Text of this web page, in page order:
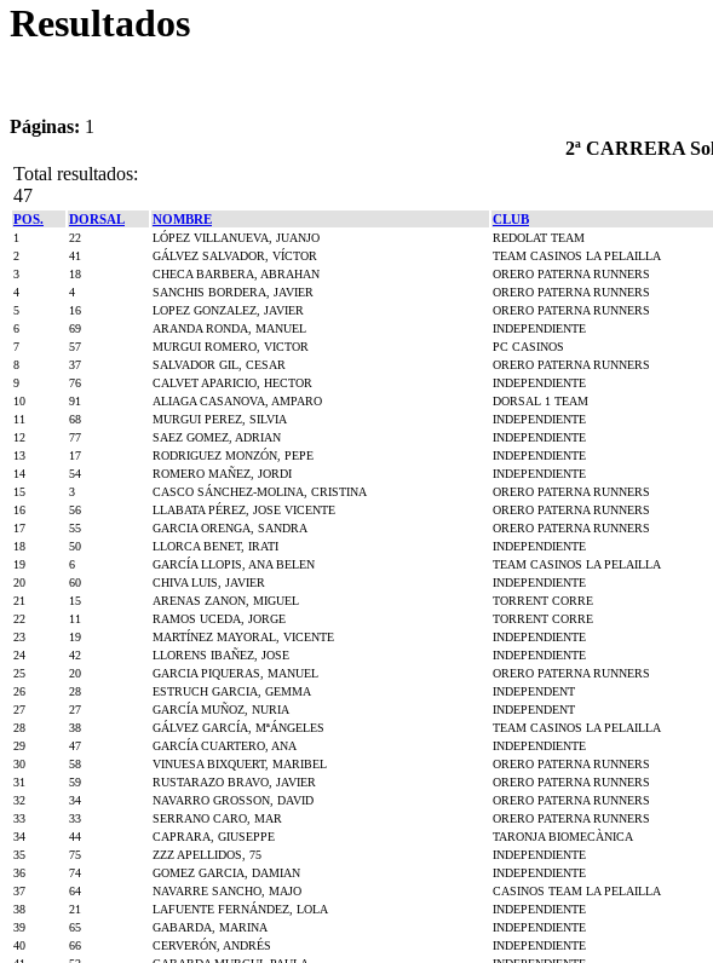
Resultados
Páginas: 1
2ª CARRERA
Total resultados:
47
POS. DORSAL NOMBRE CLUB
1 22 LÓPEZ VILLANUEVA, JUANJO REDOLAT TEAM
2
41 GÁLVEZ SALVADOR, VÍCTOR TEAM CASINOS LA PELAILLA
3
18 CHECA BARBERA, ABRAHAN ORERO PATERNA RUNNERS
4
4 SANCHIS BORDERA, JAVIER ORERO PATERNA RUNNERS
5
16 LOPEZ GONZALEZ, JAVIER ORERO PATERNA RUNNERS
6
69 ARANDA RONDA, MANUEL INDEPENDIENTE
7
57 MURGUI ROMERO, VICTOR PC CASINOS
8
37 SALVADOR GIL, CESAR ORERO PATERNA RUNNERS
9
76 CALVET APARICIO, HECTOR INDEPENDIENTE
10
91 ALIAGA CASANOVA, AMPARO DORSAL 1 TEAM
11
68 MURGUI PEREZ, SILVIA INDEPENDIENTE
12
77 SAEZ GOMEZ, ADRIAN INDEPENDIENTE
13
17 RODRIGUEZ MONZÓN, PEPE INDEPENDIENTE
14
54 ROMERO MAÑEZ, JORDI INDEPENDIENTE
15
3 CASCO SÁNCHEZ-MOLINA, CRISTINA ORERO PATERNA RUNNERS
16
56 LLABATA PÉREZ, JOSE VICENTE ORERO PATERNA RUNNERS
17
55 GARCIA ORENGA, SANDRA ORERO PATERNA RUNNERS
18
50 LLORCA BENET, IRATI INDEPENDIENTE
19
6 GARCÍA LLOPIS, ANA BELEN TEAM CASINOS LA PELAILLA
20
60 CHIVA LUIS, JAVIER INDEPENDIENTE
21
15 ARENAS ZANON, MIGUEL TORRENT CORRE
22
11 RAMOS UCEDA, JORGE TORRENT CORRE
23
19 MARTÍNEZ MAYORAL, VICENTE INDEPENDIENTE
24
42 LLORENS IBAÑEZ, JOSE INDEPENDIENTE
25
20 GARCIA PIQUERAS, MANUEL ORERO PATERNA RUNNERS
26
28 ESTRUCH GARCIA, GEMMA INDEPENDENT
27
27 GARCÍA MUÑOZ, NURIA INDEPENDENT
28
38 GÁLVEZ GARCÍA, MªÁNGELES TEAM CASINOS LA PELAILLA
29
47 GARCÍA CUARTERO, ANA INDEPENDIENTE
30
58 VINUESA BIXQUERT, MARIBEL ORERO PATERNA RUNNERS
31
59 RUSTARAZO BRAVO, JAVIER ORERO PATERNA RUNNERS
32
34 NAVARRO GROSSON, DAVID ORERO PATERNA RUNNERS
33
33 SERRANO CARO, MAR ORERO PATERNA RUNNERS
34
44 CAPRARA, GIUSEPPE TARONJA BIOMECÀNICA
35
75 ZZZ APELLIDOS, 75 INDEPENDIENTE
36
74 GOMEZ GARCIA, DAMIAN INDEPENDIENTE
37
64 NAVARRE SANCHO, MAJO CASINOS TEAM LA PELAILLA
38
21 LAFUENTE FERNÁNDEZ, LOLA INDEPENDIENTE
39
65 GABARDA, MARINA INDEPENDIENTE
40
66 CERVERÓN, ANDRÉS INDEPENDIENTE